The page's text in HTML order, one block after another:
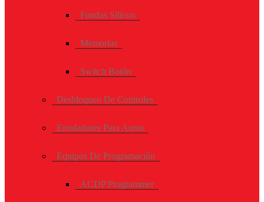
Fundas Silicon
Memorias
Switch Botón
Desbloqueo De Controles
Emuladores Para Autos
Equipos De Programación
ACDP Programmer